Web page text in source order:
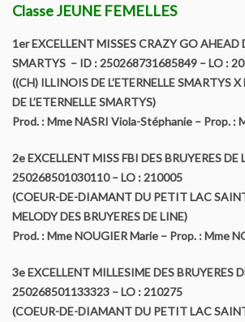
Classe JEUNE FEMELLES
1er EXCELLENT MISSES CRAZY GO AHEAD
SMARTYS – ID : 250268731685849 – LO :
((CH) ILLINOIS DE L’ETERNELLE SMARTYS
DE L’ETERNELLE SMARTYS)
Prod. : Mme NASRI Viola-Stéphanie – Prop. :
2e EXCELLENT MISS FBI DES BRUYERES
250268501030110 – LO : 210005
(COEUR-DE-DIAMANT DU PETIT LAC
MELODY DES BRUYERES DE LINE)
Prod. : Mme NOUGIER Marie – Prop. : Mme
3e EXCELLENT MILLESIME DES BRUYERES
250268501133323 – LO : 210275
(COEUR-DE-DIAMANT DU PETIT LAC